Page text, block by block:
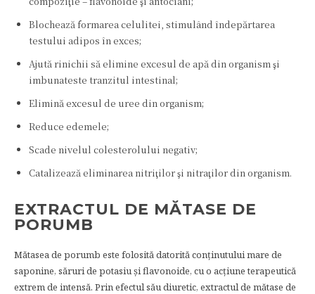
Blochează formarea celulitei, stimulând îndepărtarea
testului adipos în exces;
Ajută rinichii să elimine excesul de apă din organism şi
imbunateste tranzitul intestinal;
Elimină excesul de uree din organism;
Reduce edemele;
Scade nivelul colesterolului negativ;
Catalizează eliminarea nitriţilor şi nitraţilor din organism.
EXTRACTUL DE MĂTASE DE
PORUMB
Mătasea de porumb este folosită datorită conţinutului mare de
saponine, săruri de potasiu şi flavonoide, cu o acţiune terapeutică
extrem de intensă. Prin efectul său diuretic, extractul de mătase de